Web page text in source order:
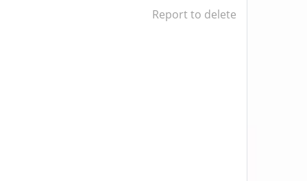
Report to delete